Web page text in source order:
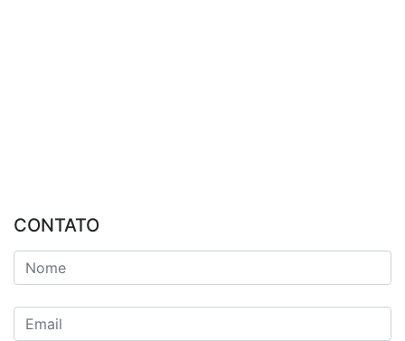
CONTATO